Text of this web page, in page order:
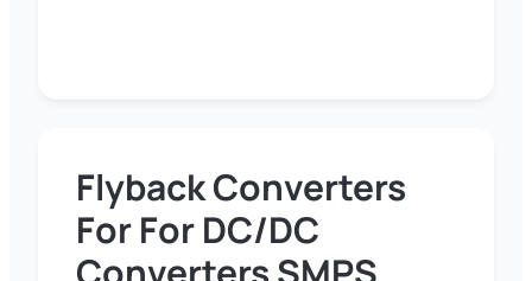
Flyback Converters
For For DC/DC